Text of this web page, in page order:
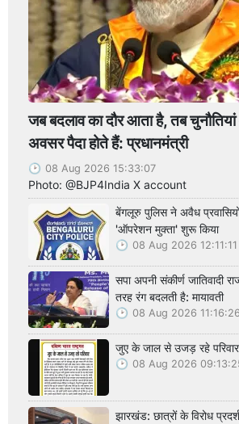
जब बदलाव का दौर आता है, तब
अवसर पैदा होते हैं: प्रधानमंत्री
08 Aug 2026 15:33:07
Photo: @BJP4India X account
बेंगलूरु पुलिस ने अवैध
'ऑपरेशन मुक्ता' शुरू किया
08 Aug 2026 12:11:11
सपा अपनी संकीर्ण जातिवादी
तरह रंग बदलती है: मायावती
08 Aug 2026 11:16:26
जुए के जाल से उजड़ रहे परिवार
08 Aug 2026
झारखंड: छात्रों के विरोध